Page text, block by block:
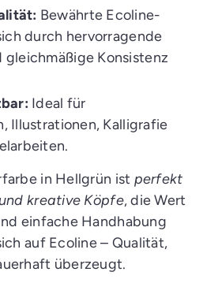
Bewährte Ecoline-
durch hervorragende
Konsistenz
Ideal für
Illustrationen, Kalligrafie
in Hellgrün ist perfekt
kreative Köpfe, die Wert
einfache Handhabung
auf Ecoline – Qualität,
überzeugt.